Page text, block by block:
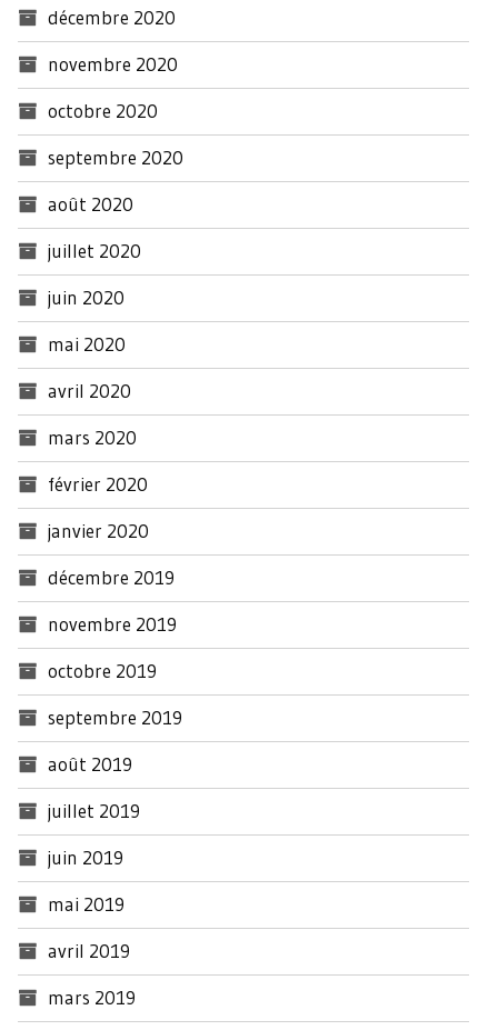
décembre 2020
novembre 2020
octobre 2020
septembre 2020
août 2020
juillet 2020
juin 2020
mai 2020
avril 2020
mars 2020
février 2020
janvier 2020
décembre 2019
novembre 2019
octobre 2019
septembre 2019
août 2019
juillet 2019
juin 2019
mai 2019
avril 2019
mars 2019